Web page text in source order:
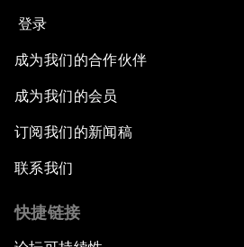
登录
成为我们的合作伙伴
成为我们的会员
订阅我们的新闻稿
联系我们
快捷链接